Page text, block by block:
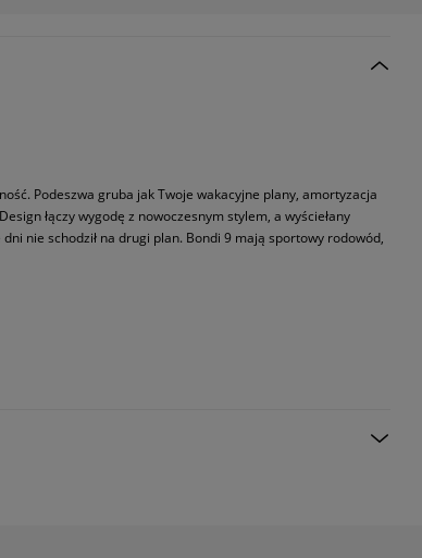
Podeszwa gruba jak Twoje wakacyjne plany, amortyzacja
łączy wygodę z nowoczesnym stylem, a wyściełany
nie schodził na drugi plan. Bondi 9 mają sportowy rodowód,